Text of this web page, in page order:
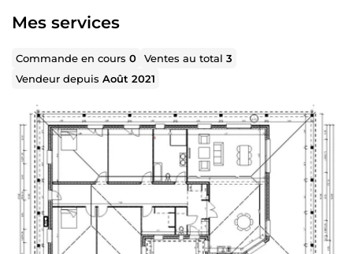
Mes services
Commande en cours0 Ventes au total3
Vendeur depuisAoût 2021